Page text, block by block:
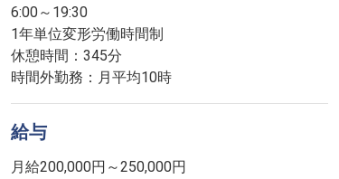
6:00～19:30
1年単位変形労働時間制
休憩時間：345分
時間外勤務：月平均10時
給与
月給200,000円～250,000円